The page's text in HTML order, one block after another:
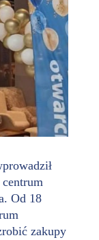
Od 18
zakupy